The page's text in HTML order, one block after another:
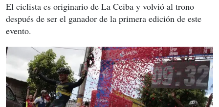
El ciclista es originario de La Ceiba y volvió al trono
después de ser el ganador de la primera edición de este
evento.